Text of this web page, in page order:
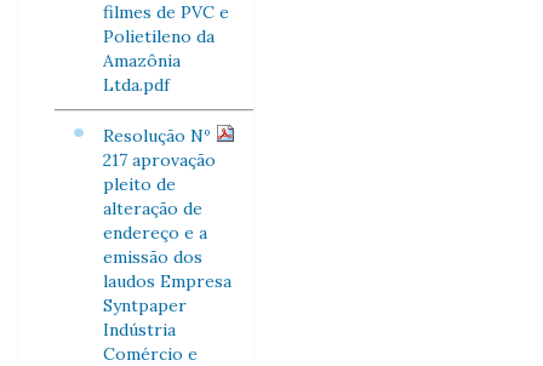
filmes de PVC e
Polietileno da
Amazônia
Ltda.pdf
Resolução Nº
217 aprovação
pleito de
alteração de
endereço e a
emissão dos
laudos Empresa
Syntpaper
Indústria
Comércio e